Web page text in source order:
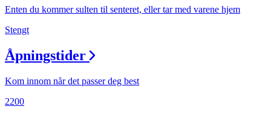
Enten du kommer sulten til senteret, eller tar med varene hjem
Stengt
Åpningstider
Kom innom når det passer deg best
2200